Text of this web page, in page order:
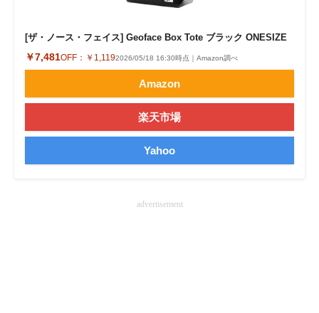
IT製品の技術・比較・事例
モノづくり技術者専門サイト
エレクトロニクス専門サイト
電子設計の基本と応用
[ザ・ノース・フェイス] Geoface Box Tote ブラック ONESIZE
￥7,481OFF： ￥1,1192026/05/18 16:30時点｜Amazon調べ
Amazon
楽天市場
Yahoo
advertisement